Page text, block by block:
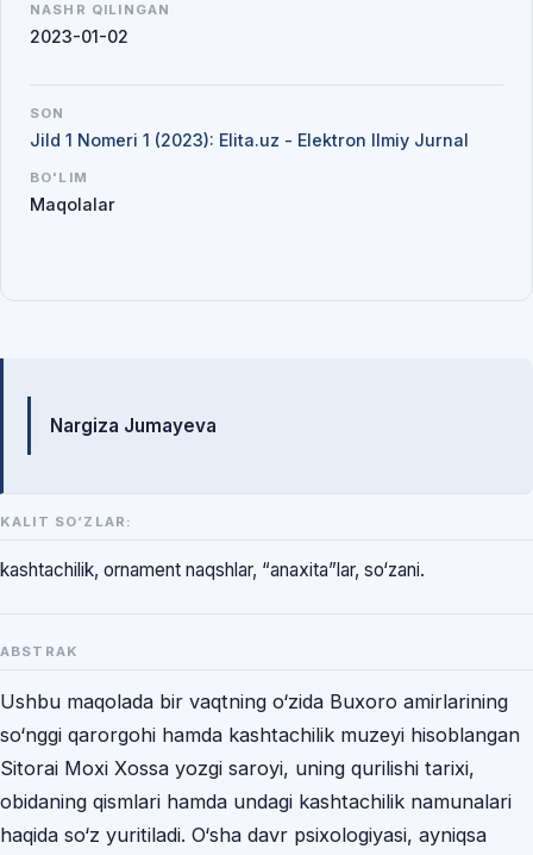
Mualliflar
Nargiza Jumayeva
KALIT SO‘ZLAR:
kashtachilik, ornament naqshlar, “anaxita”lar, so‘zani.
ABSTRAK
Ushbu maqolada bir vaqtning o‘zida Buxoro amirlarining
so‘nggi qarorgohi hamda kashtachilik muzeyi hisoblangan
Sitorai Moxi Xossa yozgi saroyi, uning qurilishi tarixi,
obidaning qismlari hamda undagi kashtachilik namunalari
haqida so‘z yuritiladi. O‘sha davr psixologiyasi, ayniqsa
NASHR QILINGAN
2023-01-02
SON
Jild 1 Nomeri 1 (2023): Elita.uz - Elektron Ilmiy Jurnal
BO'LIM
Maqolalar